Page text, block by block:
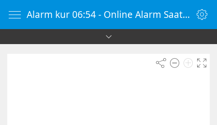
Alarm kur 06:54 - Online Alarm Saati - Alarm Kur